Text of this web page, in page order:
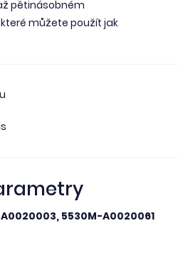
pětinásobném
můžete použít jak
5530M-A0020061